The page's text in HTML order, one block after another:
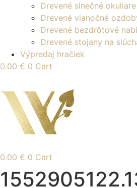
Drevené slnečné okuliare
Drevené vianočné
Drevené bezdrôtové
Drevené stojany na
Výpredaj hračiek
0.00 € 0 Cart
0.00 € 0 Cart